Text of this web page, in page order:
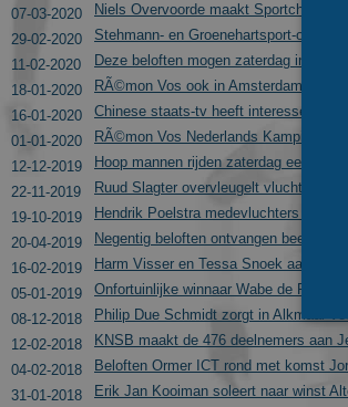
07-03-2020
Niels Overvoorde maakt Sportchalet
29-02-2020
Stehmann- en Groenehartsport-
11-02-2020
Deze beloften mogen zaterdag in
18-01-2020
RÃ©mon Vos ook in Amsterdam goed
16-01-2020
Chinese staats-tv heeft interesse in
01-01-2020
RÃ©mon Vos Nederlands Kampioen
12-12-2019
Hoop mannen rijden zaterdag een
22-11-2019
Ruud Slagter overvleugelt vluchters in
19-10-2019
Hendrik Poelstra medevluchters te rap
20-04-2019
Negentig beloften ontvangen
16-02-2019
Harm Visser en Tessa Snoek
05-01-2019
Onfortuinlijke winnaar Wabe de Rooij
08-12-2018
Philip Due Schmidt zorgt in Alkmaar
12-02-2018
KNSB maakt de 476 deelnemers aan
04-02-2018
Beloften Ormer ICT rond met komst
31-01-2018
Erik Jan Kooiman soleert naar winst